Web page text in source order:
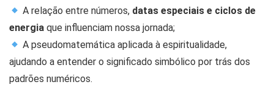
A relação entre números, datas especiais e ciclos de
energia que influenciam nossa jornada;
A pseudomatemática aplicada à espiritualidade,
ajudando a entender o significado simbólico por trás dos
padrões numéricos.